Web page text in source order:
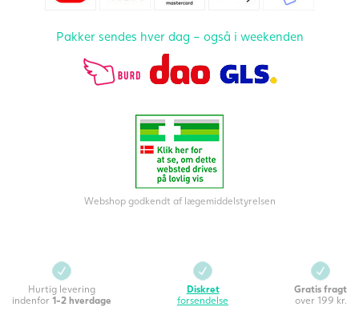
Pakker sendes hver dag – også i weekenden
Webshop godkendt af lægemiddelstyrelsen
Hurtig levering
indenfor 1-2 hverdage
Diskret
forsendelse
Gratis fragt
over 199 kr.